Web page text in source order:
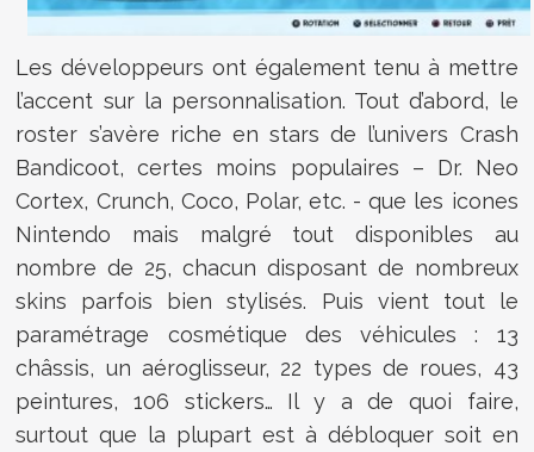
Les développeurs ont également tenu à mettre
l’accent sur la personnalisation. Tout d’abord, le
roster s’avère riche en stars de l’univers Crash
Bandicoot, certes moins populaires – Dr. Neo
Cortex, Crunch, Coco, Polar, etc. - que les icones
Nintendo mais malgré tout disponibles au
nombre de 25, chacun disposant de nombreux
skins parfois bien stylisés. Puis vient tout le
paramétrage cosmétique des véhicules : 13
châssis, un aéroglisseur, 22 types de roues, 43
peintures, 106 stickers… Il y a de quoi faire,
surtout que la plupart est à débloquer soit en